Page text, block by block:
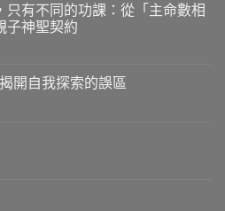
只有不同的功課：從「主命數相
子神聖契約
開自我探索的誤區